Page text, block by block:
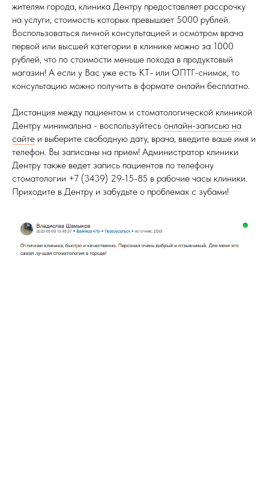
жителям города, клиника Дентру предоставляет рассрочку
на услуги, стоимость которых превышает 5000 рублей.
Воспользоваться личной консультацией и осмотром врача
первой или высшей категории в клинике можно за 1000
рублей, что по стоимости меньше похода в продуктовый
магазин! А если у Вас уже есть КТ- или ОПТГ-снимок, то
консультацию можно получить в формате онлайн бесплатно.
Дистанция между пациентом и стоматологической клиникой
Дентру минимальна - воспользуйтесь онлайн-записью на
сайте и выберите свободную дату, врача, введите ваше имя и
телефон. Вы записаны на прием! Администратор клиники
Дентру также ведет запись пациентов по телефону
стоматологии +7 (3439) 29-15-85 в рабочие часы клиники.
Приходите в Дентру и забудьте о проблемах с зубами!